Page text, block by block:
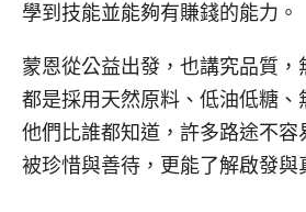
學到技能並能夠有賺錢的能力。
蒙恩從公益出發，也講究品質，
都是採用天然原料、低油低糖、
他們比誰都知道，許多路途不容
被珍惜與善待，更能了解啟發與